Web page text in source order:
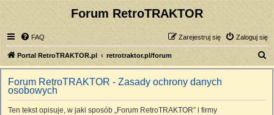
Forum RetroTRAKTOR
FAQ Zaloguj się
Zarejestruj się
Portal RetroTRAKTOR.pl retrotraktor.pl/forum
z
Forum RetroTRAKTOR - Zasady ochrony danych
osobowych
Ten tekst opisuje, w jaki sposób „Forum RetroTRAKTOR” i firmy